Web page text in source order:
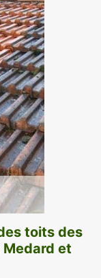
toits des
Medard et